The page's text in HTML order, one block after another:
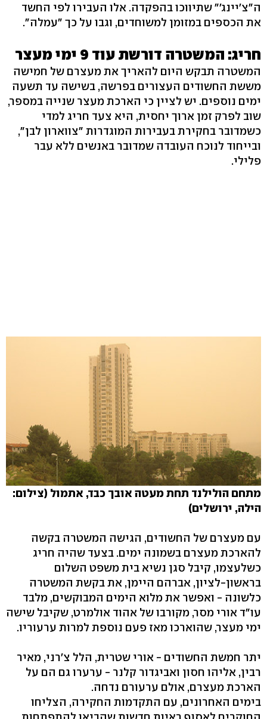
ה"צ'יינג'" שתיווכו בהפקדה. אלו העבירו לפי החשד
את הכספים במזומן למשוחדים, וגבו על כך "עמלה".
חריג: המשטרה דורשת עוד 9 ימי מעצר
המשטרה תבקש היום להאריך את מעצרם של חמישה
מששת החשודים העצורים בפרשה, בשישה עד תשעה
ימים נוספים. יש לציין כי הארכת מעצר שנייה במספר,
שוב לפרק זמן ארוך יחסית, היא צעד חריג למדי
כשמדובר בחקירת בעבירות המוגדרות "צווארון לבן",
ובייחוד לנוכח העובדה שמדובר באנשים ללא עבר
פלילי.
מתחם הולילנד תחת מעטה אובך כבד, אתמול (צילום:
הילה, ירושלים)
עם מעצרם של החשודים, הגישה המשטרה בקשה
להארכת מעצרם בשמונה ימים. בצעד שהיה חריג
כשלעצמו, קיבל סגן נשיא בית משפט השלום
בראשון-לציון, אברהם היימן, את בקשת המשטרה
כלשונה - ואפשר את מלוא הימים המבוקשים, מלבד
עו"ד אורי מסר, מקורבו של אהוד אולמרט, שקיבל שישה
ימי מעצר, שהוארכו מאז פעם נוספת למרות ערעוריו.
יתר חמשת החשודים - אורי שטרית, הלל צ'רני, מאיר
רבין, אליהו חסון ואביגדור קלנר - ערערו גם הם על
הארכת מעצרם, אולם ערעורם נדחה.
בימים האחרונים, עם התקדמות החקירה, הצליחו